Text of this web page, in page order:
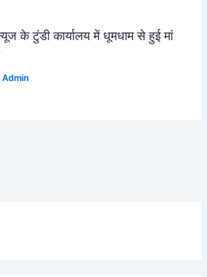
के टुंडी कार्यालय में धूमधाम से हुई मां
Admin